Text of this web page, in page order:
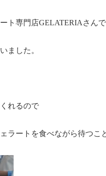
ト専門店GELATERIAさんで
ました。
れるので
ラートを食べながら待つこ